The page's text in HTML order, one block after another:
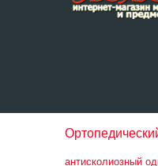
антисколиозный